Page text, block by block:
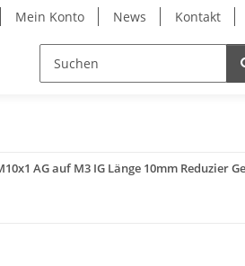
Mein Konto News Kontakt
AG auf M3 IG Länge 10mm Reduzier